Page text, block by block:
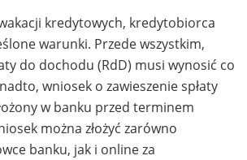
kredytowych, kredytobiorca
warunki. Przede wszystkim,
do dochodu (RdD) musi wynosić co
wniosek o zawieszenie spłaty
w banku przed terminem
można złożyć zarówno
banku, jak i online za